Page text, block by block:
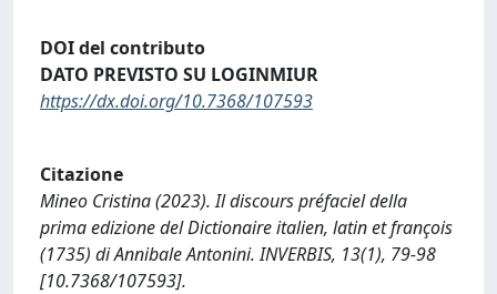
DOI del contributo
DATO PREVISTO SU LOGINMIUR
https://dx.doi.org/10.7368/107593
Citazione
Mineo Cristina (2023). Il discours préfaciel della
prima edizione del Dictionaire italien, latin et françois
(1735) di Annibale Antonini. INVERBIS, 13(1), 79-98
[10.7368/107593].